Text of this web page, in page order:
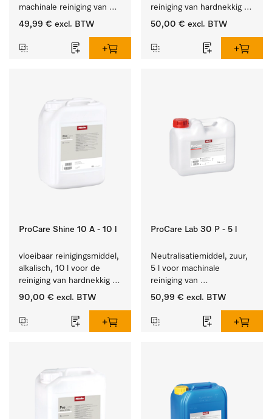
machinale reiniging van
laboratoriumglaswerk en -
49,99 € excl. BTW
reiniging van hardnekkig
vuil op serviesgoed,
50,00 € excl. BTW
ProCare Shine 10 A - 10 l
vloeibaar reinigingsmiddel,
alkalisch, 10 l voor de
reiniging van hardnekkig
vuil op serviesgoed,
90,00 € excl. BTW
ProCare Lab 30 P - 5 l
Neutralisatiemiddel, zuur,
5 l voor machinale
reiniging van
laboratoriumglaswerk en -
50,99 € excl. BTW